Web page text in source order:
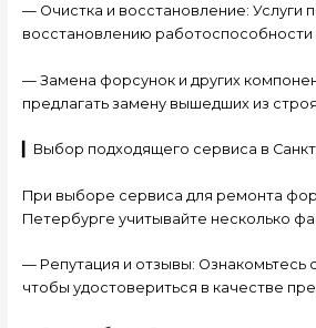
— Очистка и восстановление: Услуги
восстановлению работоспособности
— Замена форсунок и других
предлагать замену вышедших из
▎Выбор подходящего сервиса в
При выборе сервиса для ремонта
Петербурге учитывайте несколько
— Репутация и отзывы: Ознакомьтесь
чтобы удостовериться в качестве